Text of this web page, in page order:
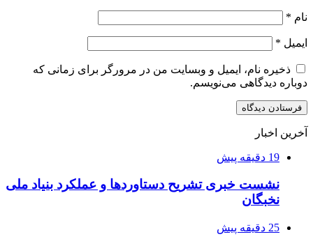
نام *
ایمیل *
ذخیره نام، ایمیل و وبسایت من در مرورگر برای زمانی که
دوباره دیدگاهی می‌نویسم.
آخرین اخبار
19 دقیقه پیش
نشست خبری تشریح دستاوردها و عملکرد بنیاد ملی
نخبگان
25 دقیقه پیش